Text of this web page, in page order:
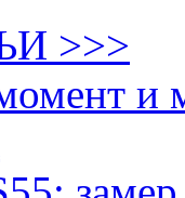
>>>
и